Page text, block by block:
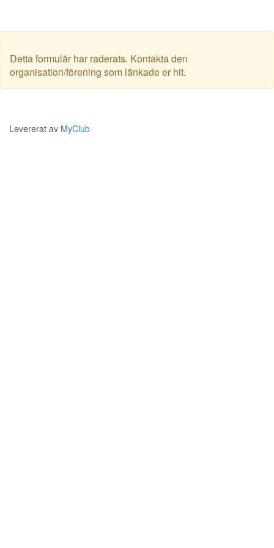
Detta formulär har raderats. Kontakta den
organisation/förening som länkade er hit.
Levererat av MyClub